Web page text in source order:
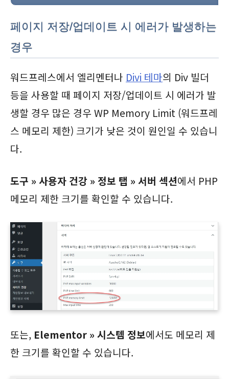
페이지 저장/업데이트 시 에러가 발생하는
경우
워드프레스에서 엘리멘터나 Divi 테마의 Div 빌더
등을 사용할 때 페이지 저장/업데이트 시 에러가 발
생할 경우 많은 경우 WP Memory Limit (워드프레
스 메모리 제한) 크기가 낮은 것이 원인일 수 있습니
다.
도구 » 사용자 건강 » 정보 탭 » 서버 섹션에서 PHP
메모리 제한 크기를 확인할 수 있습니다.
또는, Elementor » 시스템 정보에서도 메모리 제
한 크기를 확인할 수 있습니다.